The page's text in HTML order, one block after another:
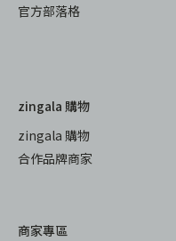
官方部落格
zingala 購物
zingala 購物
合作品牌商家
商家專區